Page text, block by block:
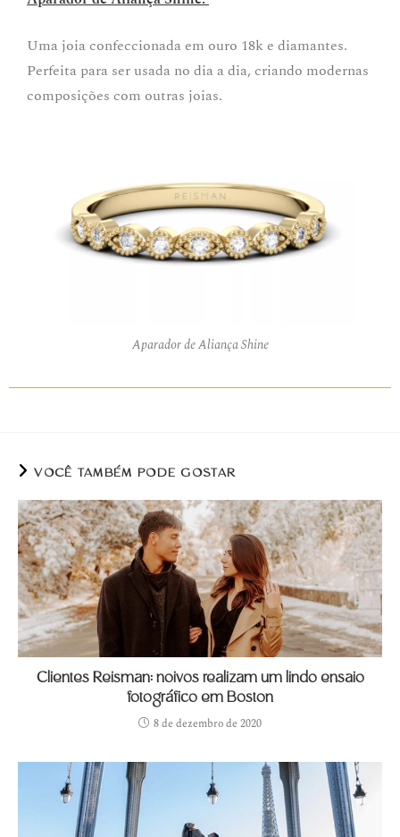
Uma joia confeccionada em ouro 18k e diamantes.
Perfeita para ser usada no dia a dia, criando modernas
composições com outras joias.
Aparador de Aliança Shine
VOCÊ TAMBÉM PODE GOSTAR
Clientes Reisman: noivos realizam um lindo ensaio
fotográfico em Boston
8 de dezembro de 2020